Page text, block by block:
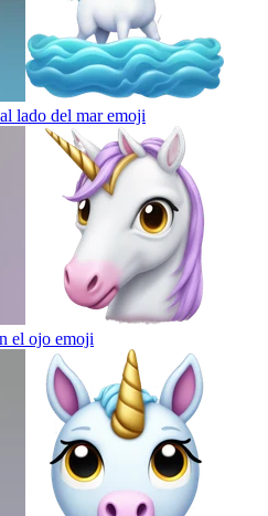
lado del maremoji
el ojo emoji